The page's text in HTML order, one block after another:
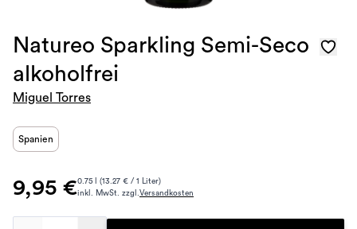
Natureo Sparkling Semi-Seco
alkoholfrei
Miguel Torres
Spanien
9,95 €0.75 l (13.27 € / 1 Liter)
inkl. MwSt. zzgl.Versandkosten